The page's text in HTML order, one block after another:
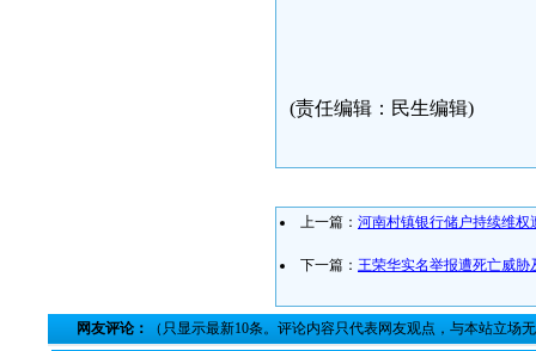
(责任编辑：民生编辑)
上一篇： 河南村镇银行储户持续维权
下一篇： 王荣华实名举报遭死亡威胁
网友评论： （只显示最新10条。评论内容只代表网友观点，与本站立场